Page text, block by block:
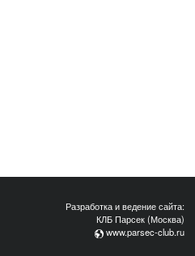
Разработка и ведение сайта:
КЛБ Парсек (Москва)
www.parsec-club.ru